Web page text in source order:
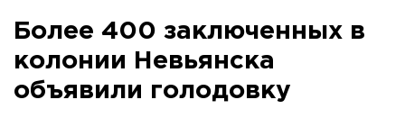
Более 400 заключенных в
колонии Невьянска
объявили голодовку